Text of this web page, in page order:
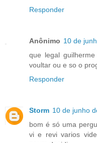
Responder
Anônimo 10 de
que legal
voultar ou e so o
Responder
Storm 10 de junho
bom é só uma
vi e revi varios